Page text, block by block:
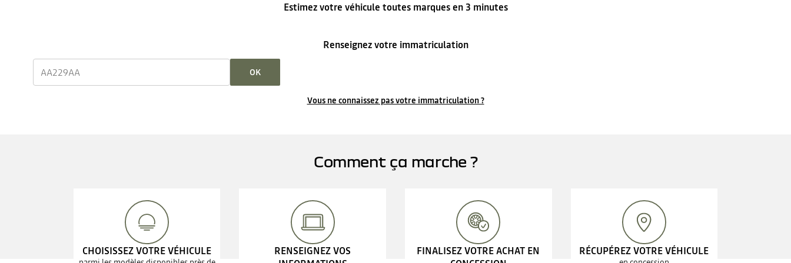
Estimez votre véhicule toutes marques en 3 minutes
Renseignez votre immatriculation
OK
Vous ne connaissez pas votre immatriculation ?
Comment ça marche ?
CHOISISSEZ VOTRE VÉHICULE
RENSEIGNEZ VOS
FINALISEZ VOTRE ACHAT EN
RÉCUPÉREZ VOTRE VÉHICULE